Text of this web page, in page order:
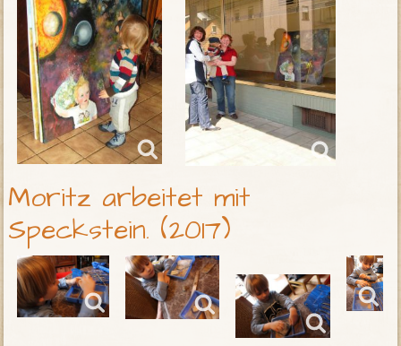
Moritz arbeitet mit
Speckstein. (2017)